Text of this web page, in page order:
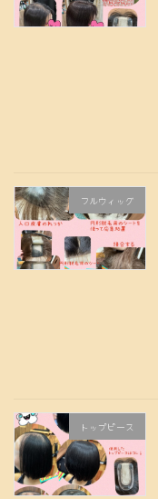
フルウィッグ
トップピース